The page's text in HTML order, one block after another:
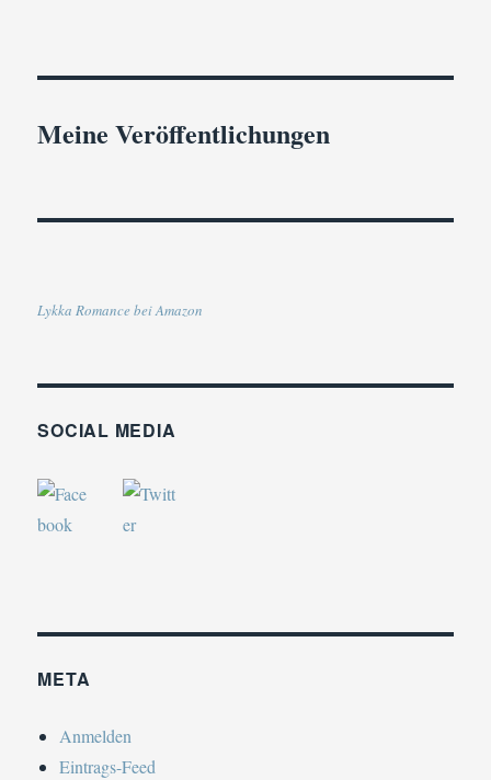
Meine Veröffentlichungen
Lykka Romance bei Amazon
SOCIAL MEDIA
META
Anmelden
Eintrags-Feed